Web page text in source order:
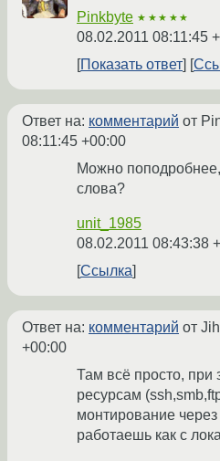
Pinkbyte ★★★★★
08.02.2011 08:11:45
Показать ответ
Ответ на: комментарий от
08:11:45 +00:00
Можно
слова?
unit_1985
08.02.2011 08:43:38
Ссылка
Ответ на: комментарий от
+00:00
Там всё просто, при
ресурсам
монтирование
работаешь как с